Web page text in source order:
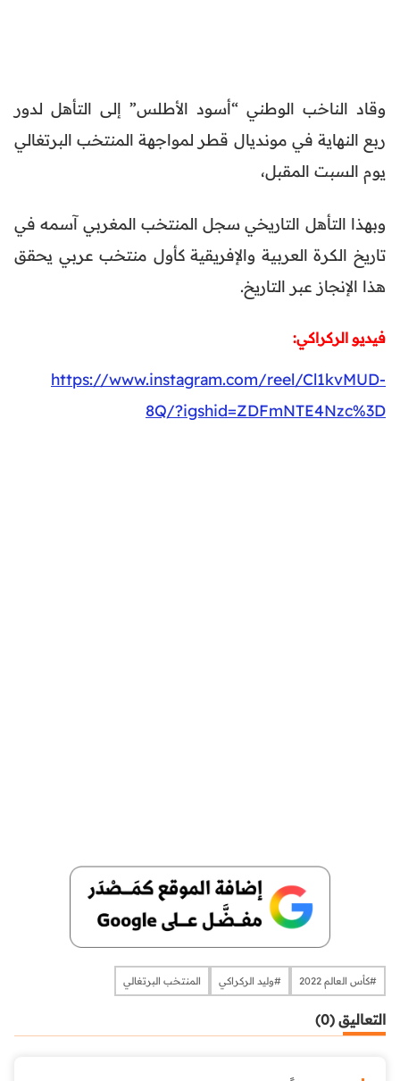
وقاد الناخب الوطني “أسود الأطلس” إلى التأهل لدور
ربع النهاية في مونديال قطر لمواجهة المنتخب البرتغالي
يوم السبت المقبل،
وبهذا التأهل التاريخي سجل المنتخب المغربي آسمه في
تاريخ الكرة العربية والإفريقية كأول منتخب عربي يحقق
هذا الإنجاز عبر التاريخ.
فيديو الركراكي:
https://www.instagram.com/reel/Cl1kvMUD-
8Q/?igshid=ZDFmNTE4Nzc%3D
#كأس العالم 2022 #وليد الركراكي المنتخب البرتغالي
التعاليق (0)